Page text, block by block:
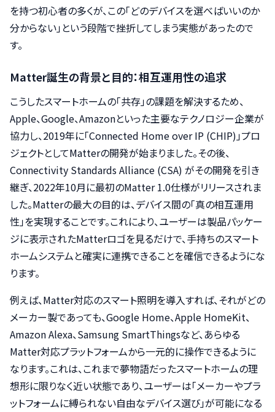
を持つ初心者の多くが、この「どのデバイスを選べばいいのか
分からない」という段階で挫折してしまう実態があったので
す。
Matter誕生の背景と目的：相互運用性の追求
こうしたスマートホームの「共存」の課題を解決するため、
Apple、Google、Amazonといった主要なテクノロジー企業が
協力し、2019年に「Connected Home over IP (CHIP)」プロ
ジェクトとしてMatterの開発が始まりました。その後、
Connectivity Standards Alliance (CSA) がその開発を引き
継ぎ、2022年10月に最初のMatter 1.0仕様がリリースされま
した。Matterの最大の目的は、デバイス間の「真の相互運用
性」を実現することです。これにより、ユーザーは製品パッケー
ジに表示されたMatterロゴを見るだけで、手持ちのスマート
ホームシステムと確実に連携できることを確信できるようにな
ります。
例えば、Matter対応のスマート照明を導入すれば、それがどの
メーカー製であっても、Google Home、Apple HomeKit、
Amazon Alexa、Samsung SmartThingsなど、あらゆる
Matter対応プラットフォームから一元的に操作できるように
なります。これは、これまで夢物語だったスマートホームの理
想形に限りなく近い状態であり、ユーザーは「メーカーやプラ
ットフォームに縛られない自由なデバイス選び」が可能になる